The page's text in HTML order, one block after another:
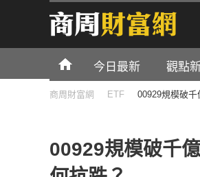
今日最新 觀點
商周財富網 ETF 00929規模破
00929規模破千